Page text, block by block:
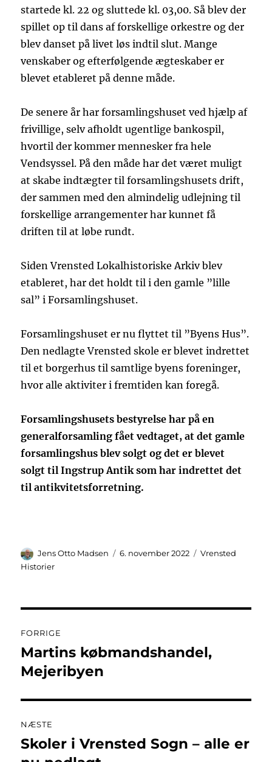
startede kl. 22 og sluttede kl. 03,00. Så blev der
spillet op til dans af forskellige orkestre og der
blev danset på livet løs indtil slut. Mange
venskaber og efterfølgende ægteskaber er
blevet etableret på denne måde.
De senere år har forsamlingshuset ved hjælp af
frivillige, selv afholdt ugentlige bankospil,
hvortil der kommer mennesker fra hele
Vendsyssel. På den måde har det været muligt
at skabe indtægter til forsamlingshusets drift,
der sammen med den almindelig udlejning til
forskellige arrangementer har kunnet få
driften til at løbe rundt.
Siden Vrensted Lokalhistoriske Arkiv blev
etableret, har det holdt til i den gamle ”lille
sal” i Forsamlingshuset.
Forsamlingshuset er nu flyttet til ”Byens Hus”.
Den nedlagte Vrensted skole er blevet indrettet
til et borgerhus til samtlige byens foreninger,
hvor alle aktiviter i fremtiden kan foregå.
Forsamlingshusets bestyrelse har på en
generalforsamling fået vedtaget, at det gamle
forsamlingshus blev solgt og det er blevet
solgt til Ingstrup Antik som har indrettet det
til antikvitetsforretning.
Forfatter
Jens Otto Madsen Udgivet
6. november 2022 Kategorier
Vrensted
Historier
FORRIGE
Forrige
indlæg:
Martins købmandshandel,
Mejeribyen
NÆSTE
Næste
indlæg:
Skoler i Vrensted Sogn – alle er